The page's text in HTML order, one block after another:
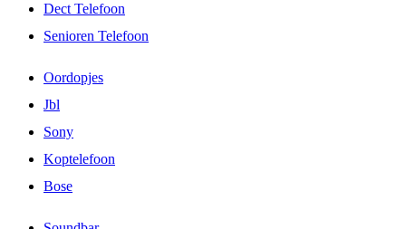
Dect Telefoon
Senioren Telefoon
Oordopjes
Jbl
Sony
Koptelefoon
Bose